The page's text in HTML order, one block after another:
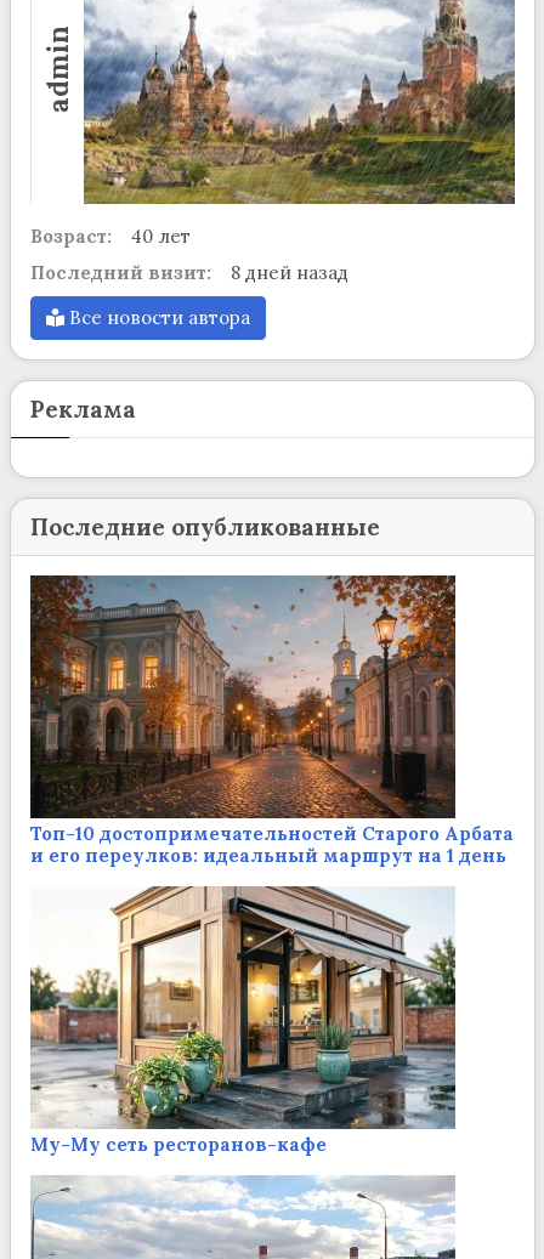
admin
Возраст:
40 лет
Последний визит:
8 дней назад
Все новости автора
Реклама
Последние опубликованные
Топ-10 достопримечательностей Старого Арбата
и его переулков: идеальный маршрут на 1 день
Му-Му сеть ресторанов-кафе